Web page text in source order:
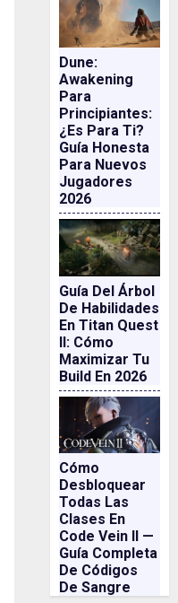
Dune:
Awakening
Para
Principiantes:
¿es Para Ti?
Guía Honesta
Para Nuevos
Jugadores
2026
Guía Del Árbol
De Habilidades
En Titan Quest
II: Cómo
Maximizar Tu
Build En 2026
Cómo
Desbloquear
Todas Las
Clases En
Code Vein II —
Guía Completa
De Códigos
De Sangre